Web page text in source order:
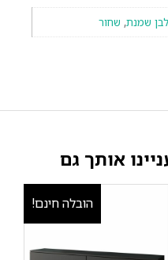
לבן שמנת, שחור
אותך גם
הובלה חינם!